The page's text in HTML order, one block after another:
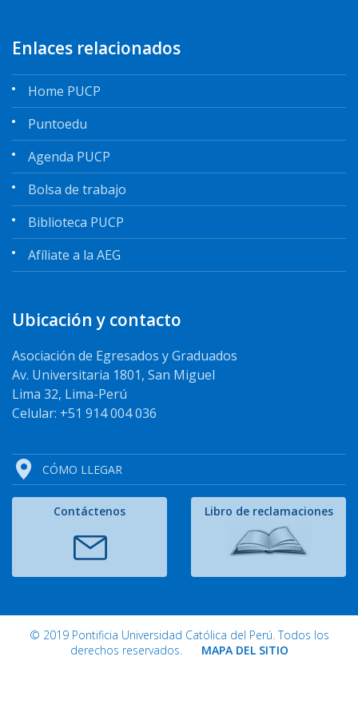
Enlaces relacionados
Home PUCP
Puntoedu
Agenda PUCP
Bolsa de trabajo
Biblioteca PUCP
Afíliate a la AEG
Ubicación y contacto
Asociación de Egresados y Graduados
Av. Universitaria 1801, San Miguel
Lima 32, Lima-Perú
Celular: +51 914 004 036
CÓMO LLEGAR
Contáctenos Libro de reclamaciones
© 2019 Pontificia Universidad Católica del Perú. Todos los
derechos reservados. MAPA DEL SITIO